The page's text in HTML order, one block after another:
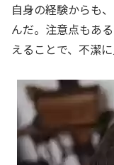
自身の経験からも
んだ。注意点もあ
えることで、不潔